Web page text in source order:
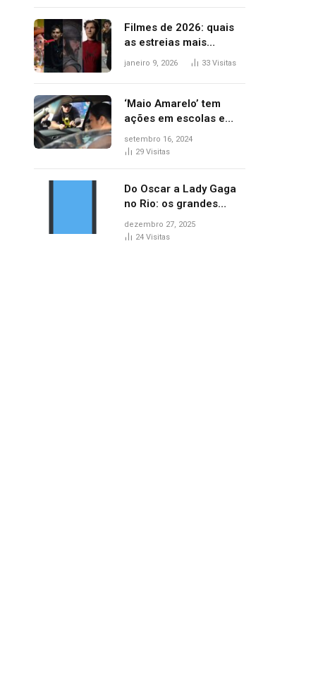
Filmes de 2026: quais
as estreias mais
aguardadas do ano?
janeiro 9, 2026 33 Visitas
‘Maio Amarelo’ tem
ações em escolas e
ruas para prevenir
acidentes no trânsito
setembro 16, 2024
29 Visitas
Do Oscar a Lady Gaga
no Rio: os grandes
marcos da cultura em
2025
dezembro 27, 2025
24 Visitas